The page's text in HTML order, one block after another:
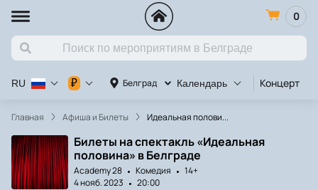
0
Белград Календарь Концерт
RU ₽
Главная Афиша и Билеты Идеальная полови...
Билеты на спектакль «Идеальная
половина» в Белграде
Academy 28 Комедия
14+
4 нояб. 2023
20:00